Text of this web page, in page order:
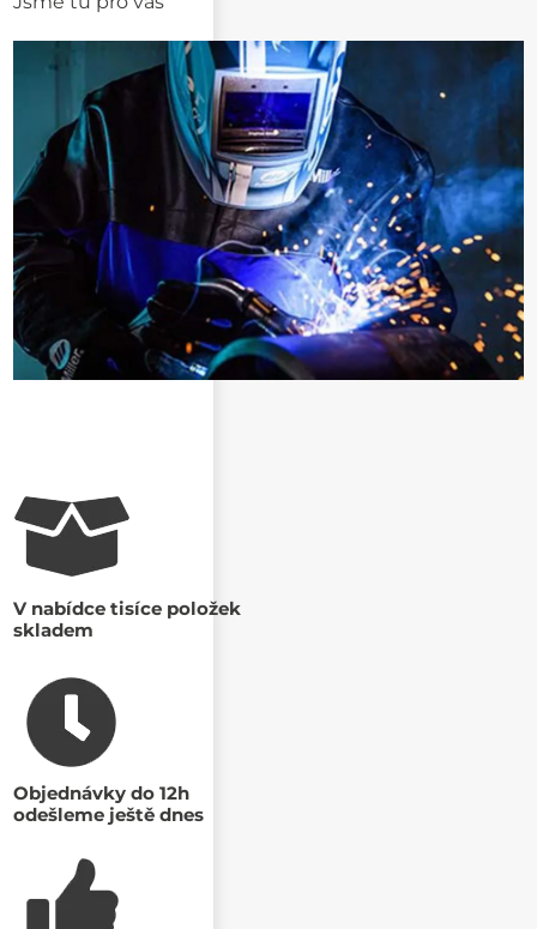
V nabídce tisíce položek
skladem
Objednávky do 12h
odešleme ještě dnes